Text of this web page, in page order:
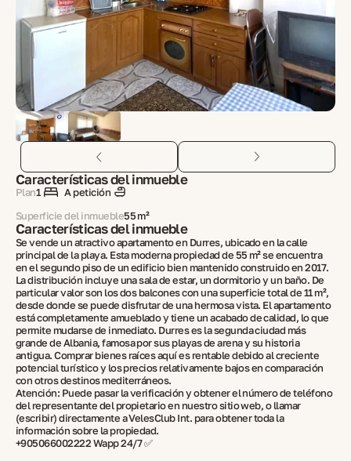
Características del inmueble
Plan1
A petición
Superficie del inmueble55 m²
Características del inmueble
Se vende un atractivo apartamento en Durres, ubicado en la calle
principal de la playa. Esta moderna propiedad de 55 m² se encuentra
en el segundo piso de un edificio bien mantenido construido en 2017.
La distribución incluye una sala de estar, un dormitorio y un baño. De
particular valor son los dos balcones con una superficie total de 11 m²,
desde donde se puede disfrutar de una hermosa vista. El apartamento
está completamente amueblado y tiene un acabado de calidad, lo que
permite mudarse de inmediato. Durres es la segunda ciudad más
grande de Albania, famosa por sus playas de arena y su historia
antigua. Comprar bienes raíces aquí es rentable debido al creciente
potencial turístico y los precios relativamente bajos en comparación
con otros destinos mediterráneos.
Atención: Puede pasar la verificación y obtener el número de teléfono
del representante del propietario en nuestro sitio web, o llamar
(escribir) directamente a VelesClub Int. para obtener toda la
información sobre la propiedad.
+905066002222 Wapp 24/7 ✅